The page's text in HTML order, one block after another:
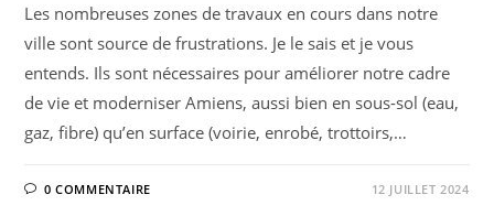
Les nombreuses zones de travaux en cours dans notre
ville sont source de frustrations. Je le sais et je vous
entends. Ils sont nécessaires pour améliorer notre cadre
de vie et moderniser Amiens, aussi bien en sous-sol (eau,
gaz, fibre) qu’en surface (voirie, enrobé, trottoirs,…
0 COMMENTAIRE 12 JUILLET 2024